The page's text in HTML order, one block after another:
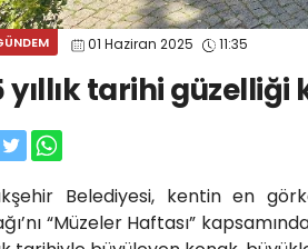
01 Haziran 2025 11:35
yıllık tarihi
Belediyesi, kentin en
“Müzeler Haftası”